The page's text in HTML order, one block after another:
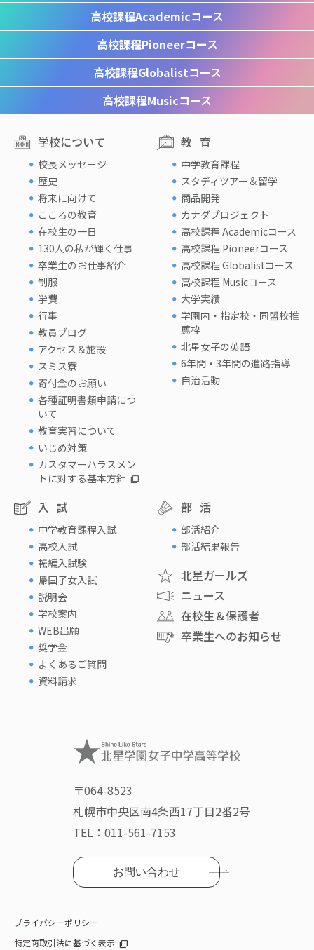
高校課程Academicコース
高校課程Pioneerコース
高校課程Globalistコース
高校課程Musicコース
学校について
校長メッセージ
歴史
将来に向けて
こころの教育
在校生の一日
130人の私が輝く仕事
卒業生のお仕事紹介
制服
学費
行事
教員ブログ
アクセス＆施設
スミス寮
寄付金のお願い
各種証明書類申請につ
いて
教育実習について
いじめ対策
カスタマーハラスメン
トに対する基本方針
教育
中学教育課程
スタディツアー＆留学
商品開発
カナダプロジェクト
高校課程 Academicコース
高校課程 Pioneerコース
高校課程 Globalistコース
高校課程 Musicコース
大学実績
学園内・指定校・同盟校推
薦枠
北星女子の英語
6年間・3年間の進路指導
自治活動
入試
中学教育課程入試
高校入試
転編入試験
帰国子女入試
説明会
学校案内
WEB出願
奨学金
よくあるご質問
資料請求
部活
部活紹介
部活結果報告
北星ガールズ
ニュース
在校生＆保護者
卒業生へのお知らせ
〒064-8523
札幌市中央区南4条西17丁目2番2号
TEL： 011-561-7153
お問い合わせ
プライバシーポリシー
特定商取引法に基づく表示